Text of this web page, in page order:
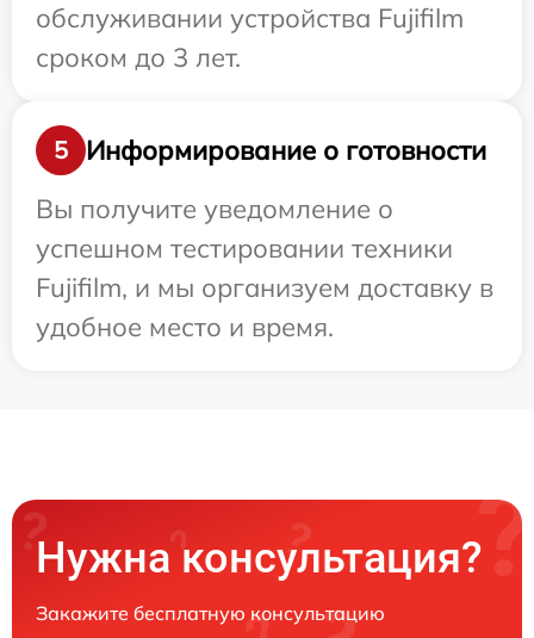
обслуживании устройства Fujifilm
сроком до 3 лет.
5
Информирование о готовности
Вы получите уведомление о
успешном тестировании техники
Fujifilm, и мы организуем доставку в
удобное место и время.
Нужна консультация?
Закажите бесплатную консультацию